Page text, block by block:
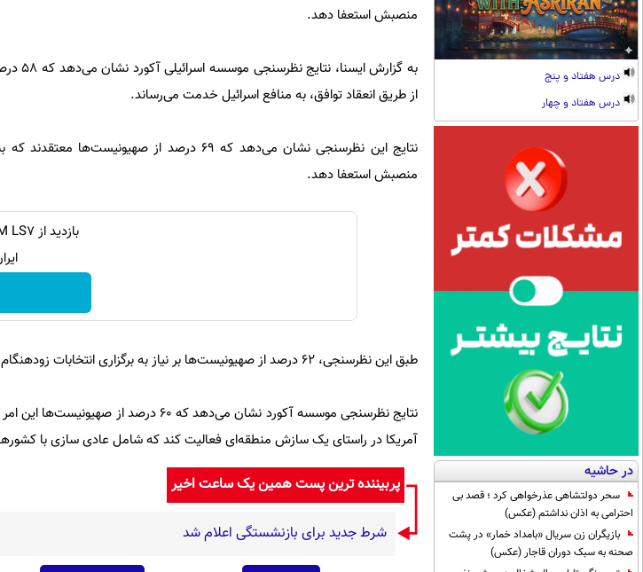
درس هفتاد و پنج
درس هفتاد و چهار
در حاشیه
سحر دولتشاهی عذرخواهی کرد ؛ قصد بی
احترامی به اذان نداشتم (عکس)
بازیگران زن سریال «بامداد خمار» در پشت
صحنه به سبک دوران قاجار (عکس)
منصبش استعفا دهد.
به
از طریق انعقاد توافق، به منافع اسرائیل خدمت می‌رساند.
نتایج این نظرسنجی نشان می‌دهد که ۶۹ درصد از
منصبش استعفا دهد.
طبق این نظرسنجی، ۶۲ درصد از صهیونیست‌ها بر نیاز به برگزاری انتخابات زودهنگام تاکید کردند.
نتایج نظرسنجی موسسه آکورد نشان می‌دهد که ۶۰
آمریکا در راستای یک سازش منطقه‌ای فعالیت کند که شامل عادی سازی با
پربیننده ترین پست همین یک ساعت اخیر
شرط جدید برای بازنشستگی اعلام شد